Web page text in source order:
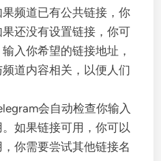
果频道已有公共链接，你
还没有设置链接，你可
入你希望的链接地址，
道内容相关，以便人们
会自动检查你输入
如果链接可用，你可以
你需要尝试其他链接名